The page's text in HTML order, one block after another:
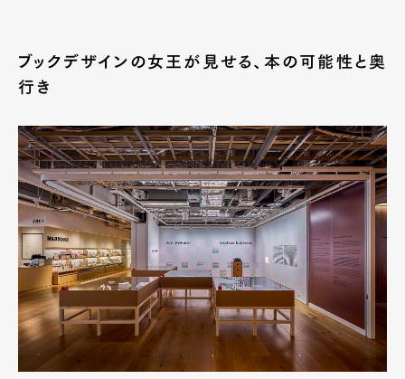
ブックデザインの女王が見せる、本の可能性と奥
行き